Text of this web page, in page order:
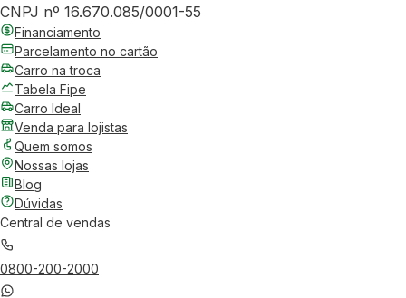
CNPJ nº 16.670.085/0001-55
Financiamento
Parcelamento no cartão
Carro na troca
Tabela Fipe
Carro Ideal
Venda para lojistas
Quem somos
Nossas lojas
Blog
Dúvidas
Central de vendas
0800-200-2000